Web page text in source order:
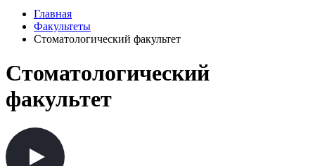
Главная
Факультеты
Стоматологический факультет
Стоматологический
факультет